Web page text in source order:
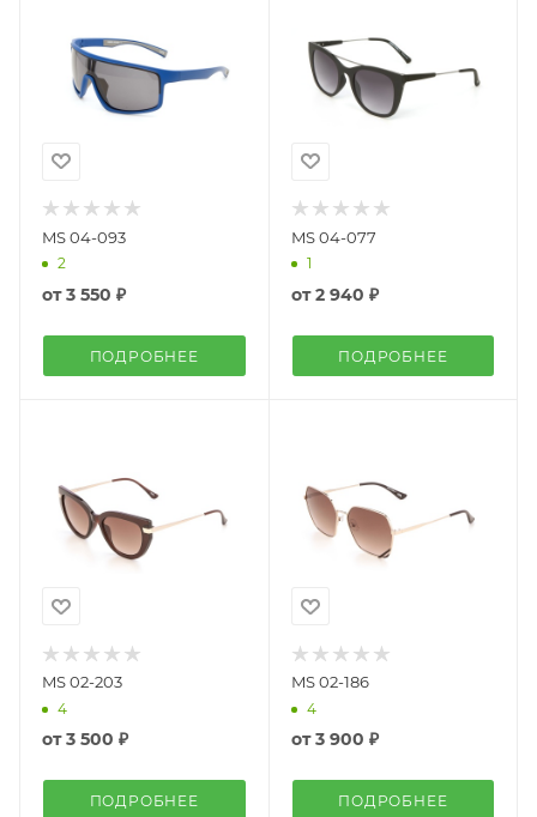
MS 04-093
2
от3 550 ₽
ПОДРОБНЕЕ
MS 04-077
1
от2 940 ₽
ПОДРОБНЕЕ
MS 02-203
4
от3 500 ₽
ПОДРОБНЕЕ
MS 02-186
4
от3 900 ₽
ПОДРОБНЕЕ